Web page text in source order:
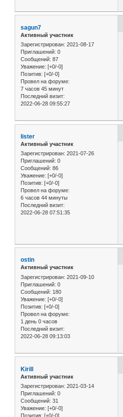
sagun7
Активный участник
Зарегистрирован: 2021-08-17
Приглашений: 0
Сообщений: 87
Уважение: [+0/-0]
Позитив: [+0/-0]
Провел на форуме:
7 часов 45 минут
Последний визит:
2022-06-28 09:55:27
lister
Активный участник
Зарегистрирован: 2021-07-26
Приглашений: 0
Сообщений: 86
Уважение: [+0/-0]
Позитив: [+0/-0]
Провел на форуме:
6 часов 44 минуты
Последний визит:
2022-06-28 07:51:35
ostin
Активный участник
Зарегистрирован: 2021-09-10
Приглашений: 0
Сообщений: 180
Уважение: [+0/-0]
Позитив: [+0/-0]
Провел на форуме:
1 день 0 часов
Последний визит:
2022-06-28 09:13:03
Kirill
Активный участник
Зарегистрирован: 2021-03-14
Приглашений: 0
Сообщений: 31
Уважение: [+0/-0]
Позитив: [+0/-0]